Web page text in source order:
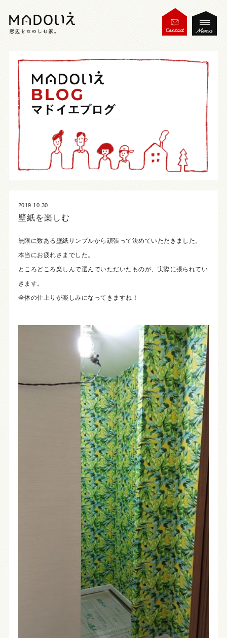
2019.10.30
壁紙を楽しむ
無限に数ある壁紙サンプルから頑張って決めていただきました。
本当にお疲れさまでした。
ところどころ楽しんで選んでいただいたものが、実際に張られてい
きます。
全体の仕上りが楽しみになってきますね！